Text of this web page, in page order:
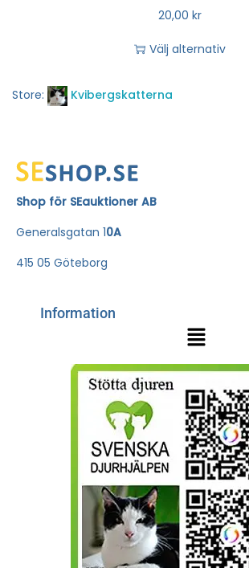
20,00 kr
Välj alternativ
Store: Kvibergskatterna
Shop för SEauktioner AB
Generalsgatan 10A
415 05 Göteborg
Information